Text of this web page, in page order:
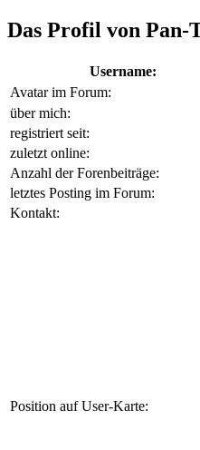
Das Profil von Pan-
Username:
Avatar im Forum:
über mich:
registriert seit:
zuletzt online:
Anzahl der Forenbeiträge:
letztes Posting im Forum:
Kontakt:
Position auf User-Karte: